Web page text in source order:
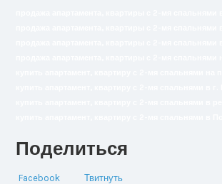
Поделиться
Facebook Твитнуть